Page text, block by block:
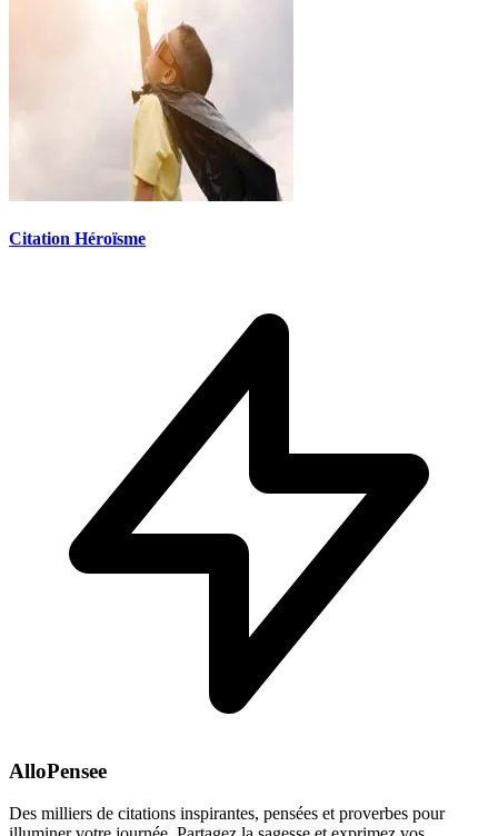
Citation Héroïsme
AlloPensee
Des milliers de citations inspirantes, pensées et proverbes pour